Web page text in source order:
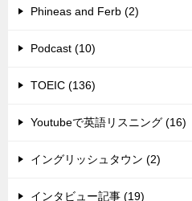
Phineas and Ferb (2)
Podcast (10)
TOEIC (136)
Youtubeで英語リスニング (16)
イングリッシュタウン (2)
インタビュー記事 (19)